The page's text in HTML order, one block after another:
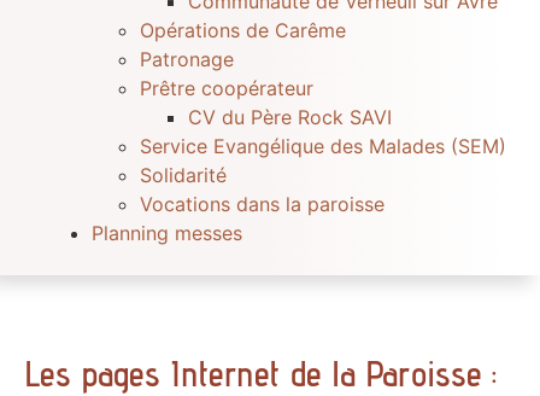
Opérations de Carême
Patronage
Prêtre coopérateur
CV du Père Rock SAVI
Service Evangélique des Malades (SEM)
Solidarité
Vocations dans la paroisse
Planning messes
Les pages Internet de la Paroisse :